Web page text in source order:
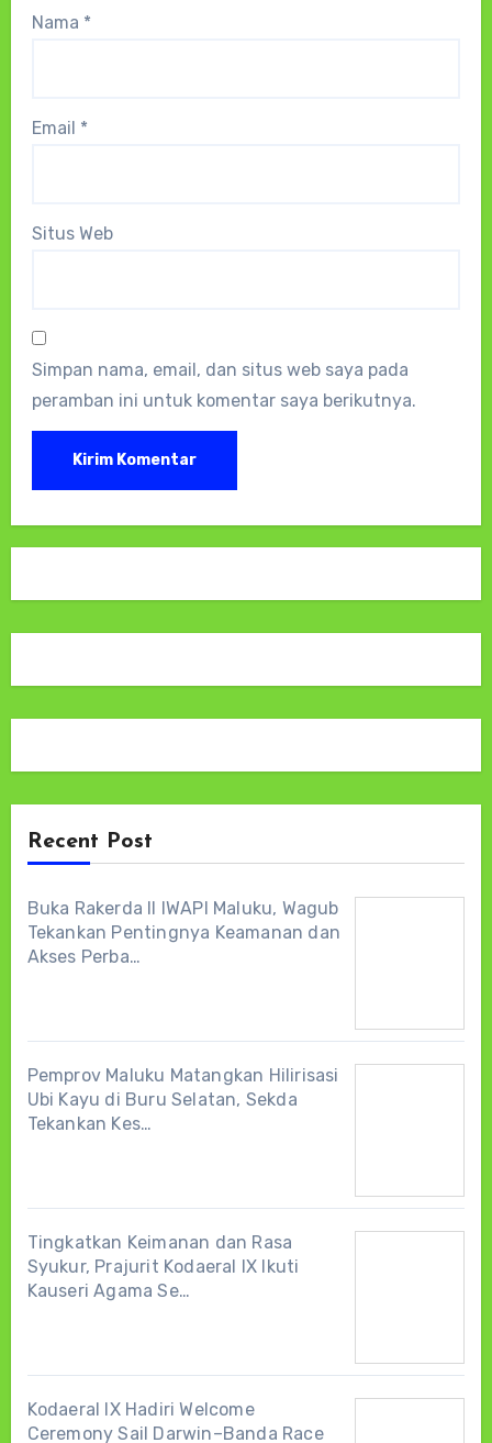
Nama *
Email *
Situs Web
Simpan nama, email, dan situs web saya pada
peramban ini untuk komentar saya berikutnya.
Recent Post
Buka Rakerda II IWAPI Maluku, Wagub
Tekankan Pentingnya Keamanan dan
Akses Perba…
Pemprov Maluku Matangkan Hilirisasi
Ubi Kayu di Buru Selatan, Sekda
Tekankan Kes…
Tingkatkan Keimanan dan Rasa
Syukur, Prajurit Kodaeral IX Ikuti
Kauseri Agama Se…
Kodaeral IX Hadiri Welcome
Ceremony Sail Darwin–Banda Race